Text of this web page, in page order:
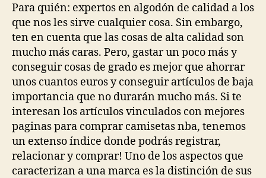
Para quién: expertos en algodón de calidad a los
que nos les sirve cualquier cosa. Sin embargo,
ten en cuenta que las cosas de alta calidad son
mucho más caras. Pero, gastar un poco más y
conseguir cosas de grado es mejor que ahorrar
unos cuantos euros y conseguir artículos de baja
importancia que no durarán mucho más. Si te
interesan los artículos vinculados con mejores
paginas para comprar camisetas nba, tenemos
un extenso índice donde podrás registrar,
relacionar y comprar! Uno de los aspectos que
caracterizan a una marca es la distinción de sus